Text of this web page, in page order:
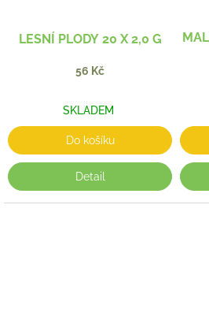
LESNÍ PLODY 20 X 2,0 G
56 Kč
SKLADEM
Do košíku
Detail